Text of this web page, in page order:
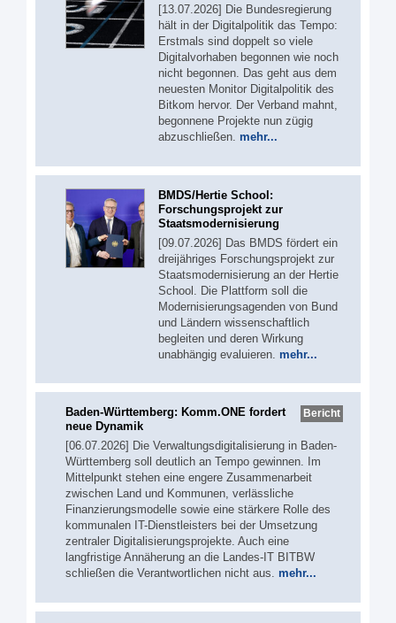
[13.07.2026] Die Bundesregierung
hält in der Digitalpolitik das Tempo:
Erstmals sind doppelt so viele
Digitalvorhaben begonnen wie noch
nicht begonnen. Das geht aus dem
neuesten Monitor Digitalpolitik des
Bitkom hervor. Der Verband mahnt,
begonnene Projekte nun zügig
abzuschließen. mehr...
BMDS/Hertie School:
Forschungsprojekt zur
Staatsmodernisierung
[09.07.2026] Das BMDS fördert ein
dreijähriges Forschungsprojekt zur
Staatsmodernisierung an der Hertie
School. Die Plattform soll die
Modernisierungsagenden von Bund
und Ländern wissenschaftlich
begleiten und deren Wirkung
unabhängig evaluieren. mehr...
Bericht
Baden-Württemberg: Komm.ONE fordert
neue Dynamik
[06.07.2026] Die Verwaltungsdigitalisierung in Baden-
Württemberg soll deutlich an Tempo gewinnen. Im
Mittelpunkt stehen eine engere Zusammenarbeit
zwischen Land und Kommunen, verlässliche
Finanzierungsmodelle sowie eine stärkere Rolle des
kommunalen IT-Dienstleisters bei der Umsetzung
zentraler Digitalisierungsprojekte. Auch eine
langfristige Annäherung an die Landes-IT BITBW
schließen die Verantwortlichen nicht aus. mehr...